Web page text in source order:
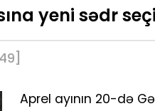
yeni sədr
]
Aprel ayının 20-də